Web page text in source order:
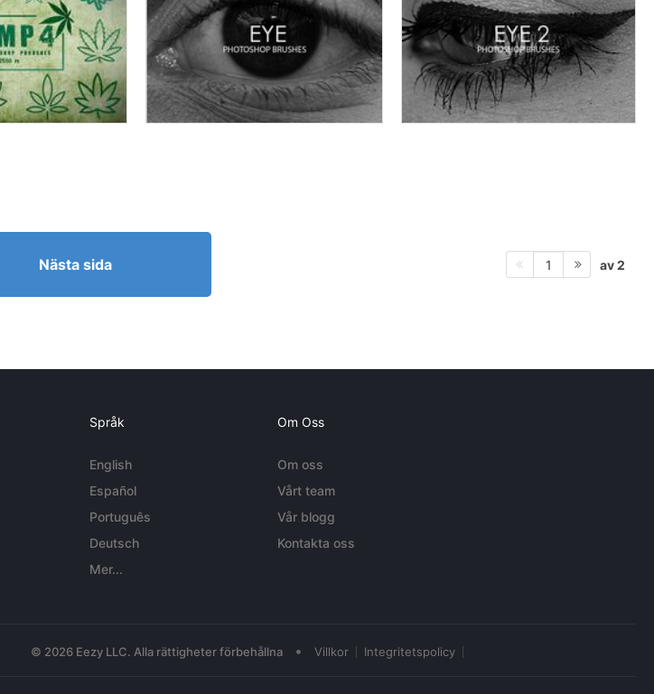
Nästa sida 1 av 2
Språk
English
Español
Português
Deutsch
Mer...
Om Oss
Om oss
Vårt team
Vår blogg
Kontakta oss
© 2026 Eezy LLC. Alla rättigheter förbehållna • Villkor Integritetspolicy